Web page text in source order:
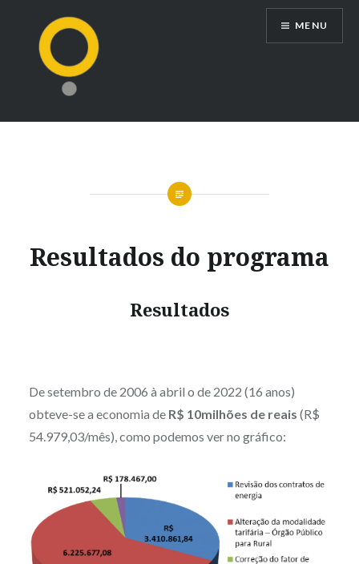
conteúdo
MENU
Resultados do programa
Resultados
De setembro de 2006 à abril o de 2022 (16 anos)
obteve-se a economia de R$ 10milhões de reais (R$
54.979,03/mês), como podemos ver no gráfico: